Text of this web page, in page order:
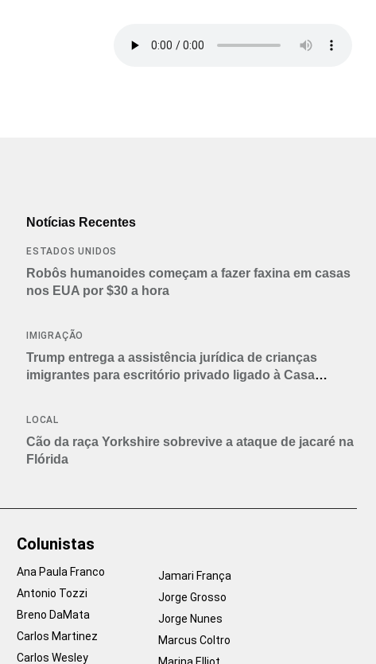
Notícias Recentes
ESTADOS UNIDOS
Robôs humanoides começam a fazer faxina em casas
nos EUA por $30 a hora
IMIGRAÇÃO
Trump entrega a assistência jurídica de crianças
imigrantes para escritório privado ligado à Casa
LOCAL
Cão da raça Yorkshire sobrevive a ataque de jacaré na
Flórida
Colunistas
Ana Paula Franco
Antonio Tozzi
Breno DaMata
Carlos Martinez
Carlos Wesley
Jamari França
Jorge Grosso
Jorge Nunes
Marcus Coltro